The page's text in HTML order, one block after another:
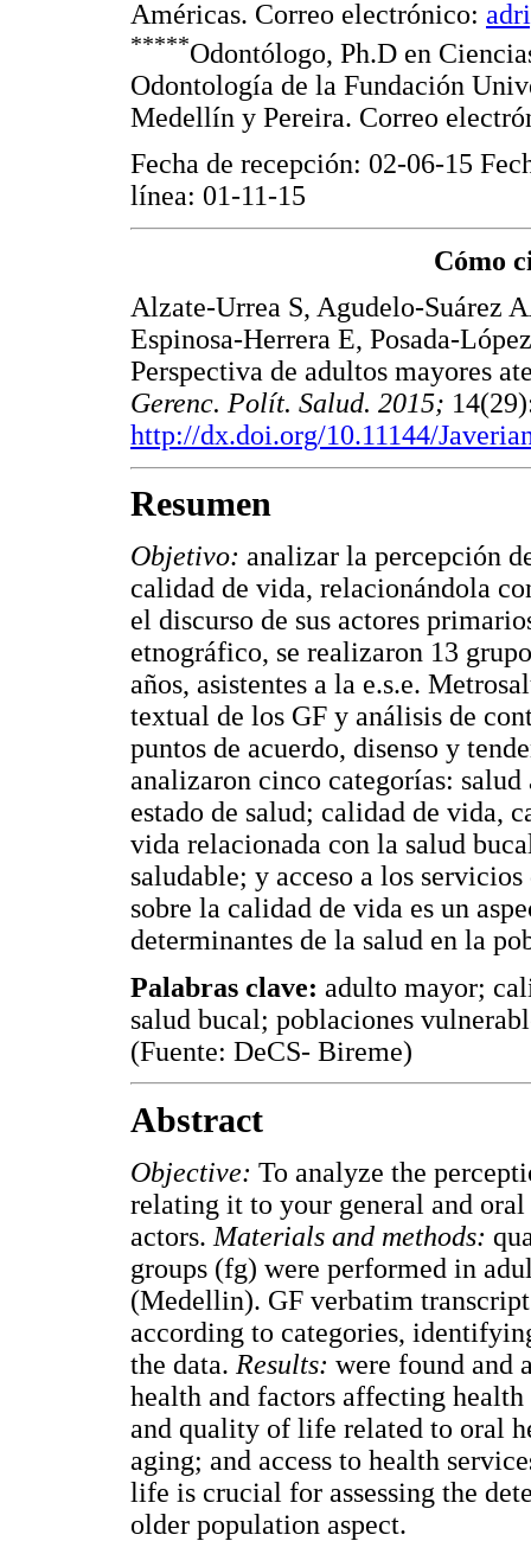
Américas. Correo electrónico:
*****Odontólogo, Ph.D en
Odontología de la Fundación
Medellín y Pereira. Correo
Fecha de recepción: 02-06-15
línea: 01-11-15
Cómo
Alzate-Urrea S, Agudelo-Suárez
Espinosa-Herrera E, Posada-
Perspectiva de adultos mayores
Gerenc. Polít. Salud. 2015;
http://dx.doi.org/10.11144/
Resumen
Objetivo: analizar la percepción
calidad de vida, relacionándola
el discurso de sus actores
etnográfico, se realizaron 13
años, asistentes a la e.s.e.
textual de los GF y análisis de
puntos de acuerdo, disenso y
analizaron cinco categorías:
estado de salud; calidad de vida,
vida relacionada con la salud
saludable; y acceso a los
sobre la calidad de vida es un
determinantes de la salud en la
Palabras clave: adulto mayor;
salud bucal; poblaciones
(Fuente: DeCS- Bireme)
Abstract
Objective: To analyze the
relating it to your general and
actors. Materials and methods:
groups (fg) were performed in
(Medellin). GF verbatim
according to categories,
the data. Results: were found and
health and factors affecting
and quality of life related to oral
aging; and access to health
life is crucial for assessing the
older population aspect.